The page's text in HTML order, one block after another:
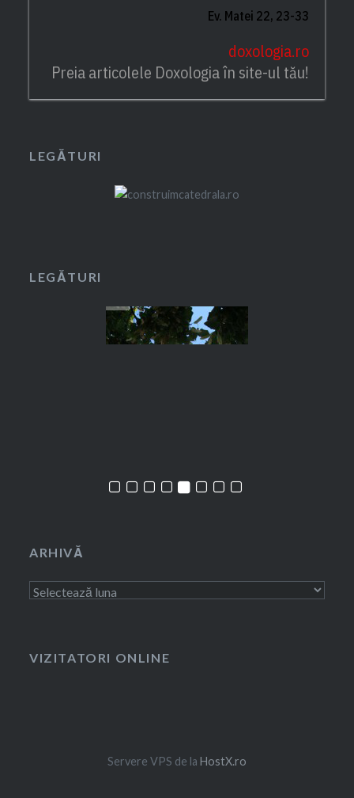
Ev. Matei 22, 23-33
doxologia.ro
Preia articolele Doxologia în site-ul tău!
LEGĂTURI
LEGĂTURI
ARHIVĂ
Arhivă
VIZITATORI ONLINE
Servere VPS de la HostX.ro